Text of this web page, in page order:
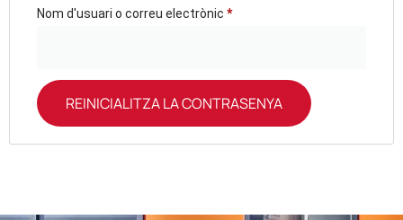
Nom d'usuari o correu electrònic *
REINICIALITZA LA CONTRASENYA